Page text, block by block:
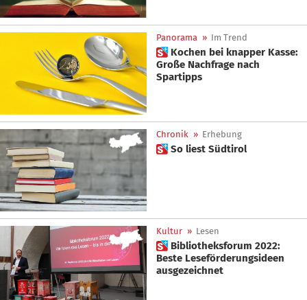
Panorama » Im Trend
 Kochen bei knapper Kasse:
Große Nachfrage nach
Spartipps
Chronik » Erhebung
 So liest Südtirol
Kultur » Lesen
 Bibliotheksforum 2022:
Beste Leseförderungsideen
ausgezeichnet